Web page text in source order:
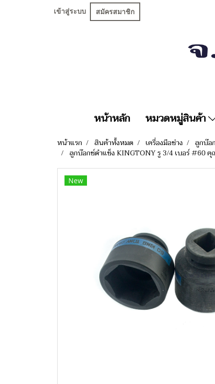
เข้าสู่ระบบ สมัครสมาชิก
หน้าหลัก หมวดหมู่สินค้า
หน้าแรก สินค้าทั้งหมด เครื่องมือช่าง ลูกบ๊อ
ลูกบ๊อกซ์ดำแข็ง KINGTONY รู 3/4 เบอร์ #60 คุ
New